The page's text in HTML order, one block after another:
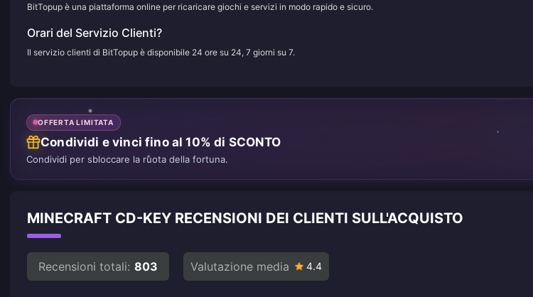
BitTopup è una piattaforma online per ricaricare giochi e servizi in modo rapido e sicuro.
Orari del Servizio Clienti?
Il servizio clienti di BitTopup è disponibile 24 ore su 24, 7 giorni su 7.
OFFERTA LIMITATA
Condividi e vinci fino al 10% di SCONTO
Condividi per sbloccare la ruota della fortuna.
MINECRAFT CD-KEY RECENSIONI DEI CLIENTI SULL'ACQUISTO
Recensioni totali: 803 Valutazione media 4.4